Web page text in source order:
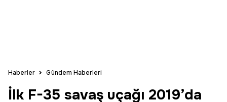
Haberler Gündem Haberleri
İlk F-35 savaş uçağı 2019’da